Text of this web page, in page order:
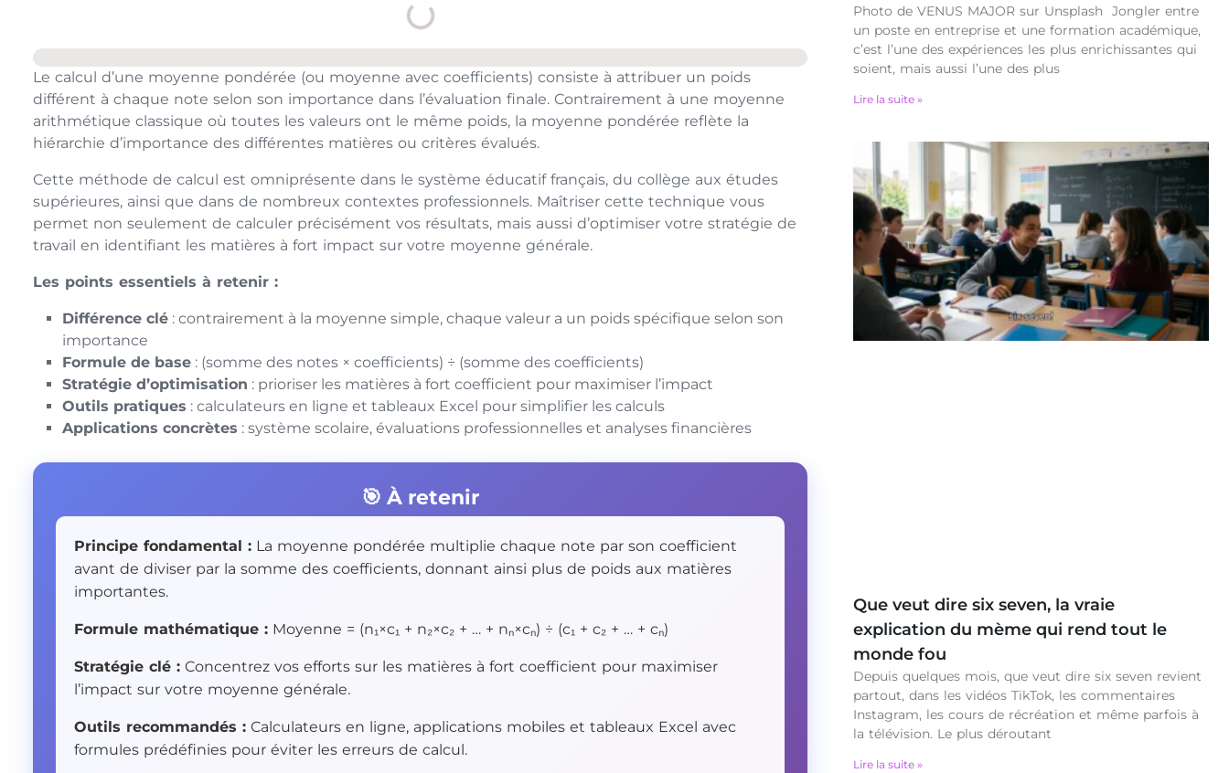
Photo de VENUS MAJOR sur Unsplash Jongler entre
un poste en entreprise et une formation académique,
c’est l’une des expériences les plus enrichissantes qui
soient, mais aussi l’une des plus
Lire la suite »
Que veut dire six seven, la vraie
explication du mème qui rend tout le
monde fou
Depuis quelques mois, que veut dire six seven revient
partout, dans les vidéos TikTok, les commentaires
Instagram, les cours de récréation et même parfois à
la télévision. Le plus déroutant
Lire la suite »
Le calcul d’une moyenne pondérée (ou moyenne avec coefficients) consiste à attribuer un poids
différent à chaque note selon son importance dans l’évaluation finale. Contrairement à une moyenne
arithmétique classique où toutes les valeurs ont le même poids, la moyenne pondérée reflète la
hiérarchie d’importance des différentes matières ou critères évalués.
Cette méthode de calcul est omniprésente dans le système éducatif français, du collège aux études
supérieures, ainsi que dans de nombreux contextes professionnels. Maîtriser cette technique vous
permet non seulement de calculer précisément vos résultats, mais aussi d’optimiser votre stratégie de
travail en identifiant les matières à fort impact sur votre moyenne générale.
Les points essentiels à retenir :
Différence clé : contrairement à la moyenne simple, chaque valeur a un poids spécifique selon son
importance
Formule de base : (somme des notes × coefficients) ÷ (somme des coefficients)
Stratégie d’optimisation : prioriser les matières à fort coefficient pour maximiser l’impact
Outils pratiques : calculateurs en ligne et tableaux Excel pour simplifier les calculs
Applications concrètes : système scolaire, évaluations professionnelles et analyses financières
🎯 À retenir
Principe fondamental : La moyenne pondérée multiplie chaque note par son coefficient
avant de diviser par la somme des coefficients, donnant ainsi plus de poids aux matières
importantes.
Formule mathématique : Moyenne = (n₁×c₁ + n₂×c₂ + … + nₙ×cₙ) ÷ (c₁ + c₂ + … + cₙ)
Stratégie clé : Concentrez vos efforts sur les matières à fort coefficient pour maximiser
l’impact sur votre moyenne générale.
Outils recommandés : Calculateurs en ligne, applications mobiles et tableaux Excel avec
formules prédéfinies pour éviter les erreurs de calcul.